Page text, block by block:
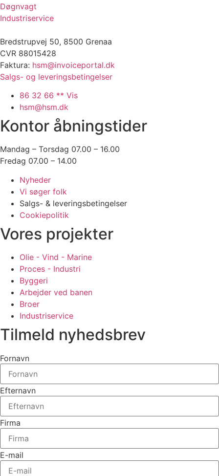
Historie
Ledige stillinger
Kontakt
Døgnvagt
Industriservice
Bredstrupvej 50, 8500 Grenaa
CVR 88015428
Faktura: hsm@invoiceportal.dk
Salgs- og leveringsbetingelser
86 32 66 ** Vis
hsm@hsm.dk
Kontor åbningstider
Mandag – Torsdag 07.00 – 16.00
Fredag 07.00 – 14.00
Nyheder
Vi søger folk
Salgs- & leveringsbetingelser
Cookiepolitik
Vores projekter
Olie - Vind - Marine
Proces - Industri
Byggeri
Arbejder ved banen
Broer
Industriservice
Tilmeld nyhedsbrev
Fornavn
Efternavn
Firma
E-mail